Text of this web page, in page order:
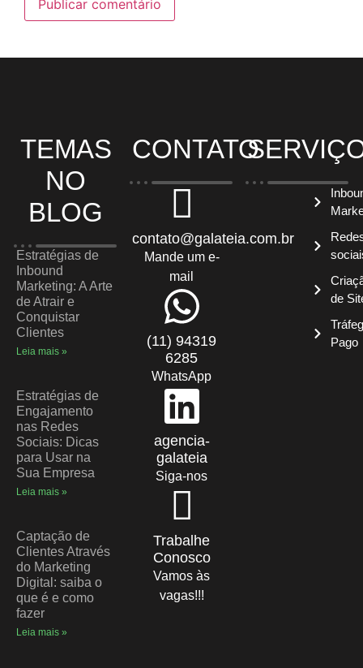
TEMAS
NO
BLOG
Estratégias de
Inbound
Marketing: A Arte
de Atrair e
Conquistar
Clientes
Leia mais »
Estratégias de
Engajamento
nas Redes
Sociais: Dicas
para Usar na
Sua Empresa
Leia mais »
Captação de
Clientes Através
do Marketing
Digital: saiba o
que é e como
fazer
Leia mais »
CONTATO
contato@galateia.com.br
Mande um e-
mail
(11) 94319
6285
WhatsApp
agencia-
galateia
Siga-nos
Trabalhe
Conosco
Vamos às
vagas!!!
de
Pago